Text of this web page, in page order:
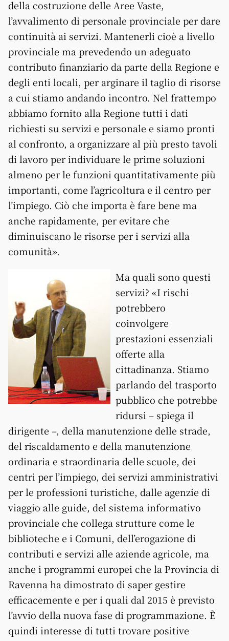
della costruzione delle Aree Vaste,
l’avvalimento di personale provinciale per dare
continuità ai servizi. Mantenerli cioè a livello
provinciale ma prevedendo un adeguato
contributo finanziario da parte della Regione e
degli enti locali, per arginare il taglio di risorse
a cui stiamo andando incontro. Nel frattempo
abbiamo fornito alla Regione tutti i dati
richiesti su servizi e personale e siamo pronti
al confronto, a organizzare al più presto tavoli
di lavoro per individuare le prime soluzioni
almeno per le funzioni quantitativamente più
importanti, come l’agricoltura e il centro per
l’impiego. Ciò che importa è fare bene ma
anche rapidamente, per evitare che
diminuiscano le risorse per i servizi alla
comunità».
Ma quali sono questi
servizi? «I rischi
potrebbero
coinvolgere
prestazioni essenziali
offerte alla
cittadinanza. Stiamo
parlando del trasporto
pubblico che potrebbe
ridursi – spiega il
dirigente –, della manutenzione delle strade,
del riscaldamento e della manutenzione
ordinaria e straordinaria delle scuole, dei
centri per l’impiego, dei servizi amministrativi
per le professioni turistiche, dalle agenzie di
viaggio alle guide, del sistema informativo
provinciale che collega strutture come le
biblioteche e i Comuni, dell’erogazione di
contributi e servizi alle aziende agricole, ma
anche i programmi europei che la Provincia di
Ravenna ha dimostrato di saper gestire
efficacemente e per i quali dal 2015 è previsto
l’avvio della nuova fase di programmazione. È
quindi interesse di tutti trovare positive